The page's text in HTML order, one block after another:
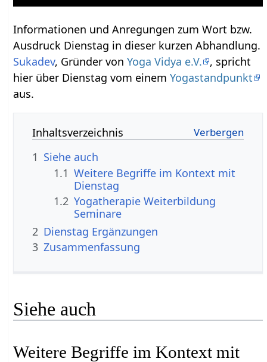
Informationen und Anregungen zum Wort bzw.
Ausdruck Dienstag‏‎ in dieser kurzen Abhandlung.
Sukadev, Gründer vonYoga Vidya e.V.
, spricht
hier über Dienstag‏‎ vom einemYogastandpunkt
aus.
Inhaltsverzeichnis
1 Siehe auch
1.1 Weitere Begriffe im Kontext mit
1.2 Yogatherapie Weiterbildung
Seminare
2
Dienstag‏‎ Ergänzungen
3 Zusammenfassung
Siehe auch
Weitere Begriffe im Kontext mit